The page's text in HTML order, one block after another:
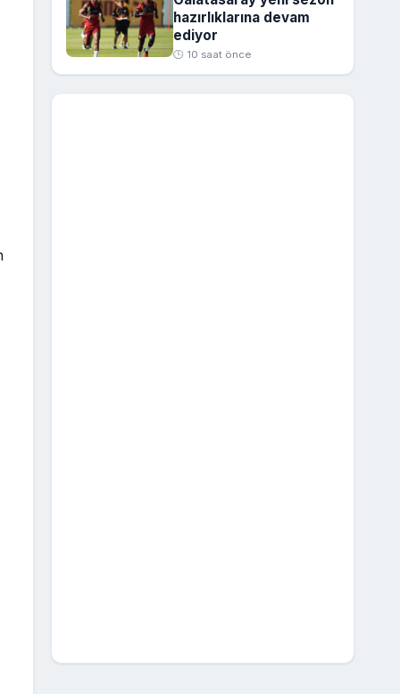
hazırlıklarına devam
ediyor
🕒 10 saat önce